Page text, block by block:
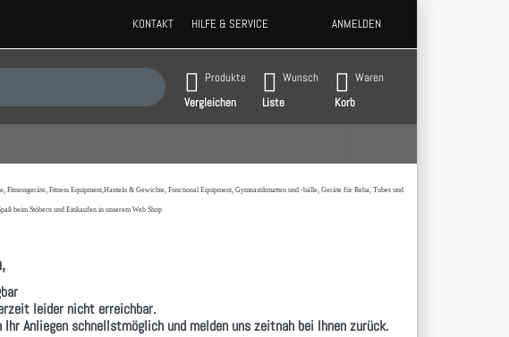
KONTAKT HILFE & SERVICE ANMELDEN
erste Ergebnisse. Drücken Sie die Eingabetaste, um alle Ergebnisse aufzurufen.
Produkte
Vergleichen
Wunsch
Liste
Waren
Korb
Fitness Equipment,Hanteln & Gewichte, Functional Equipment, Gymnastikmatten und -bälle, Geräte für Reha, Tubes und
beim Stöbern und Einkaufen in unserem Web Shop
leider nicht erreichbar.
Ihr Anliegen schnellstmöglich und melden uns zeitnah bei Ihnen zurück.